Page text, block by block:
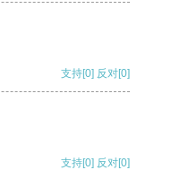
支持[0] 反对[0]
支持[0] 反对[0]